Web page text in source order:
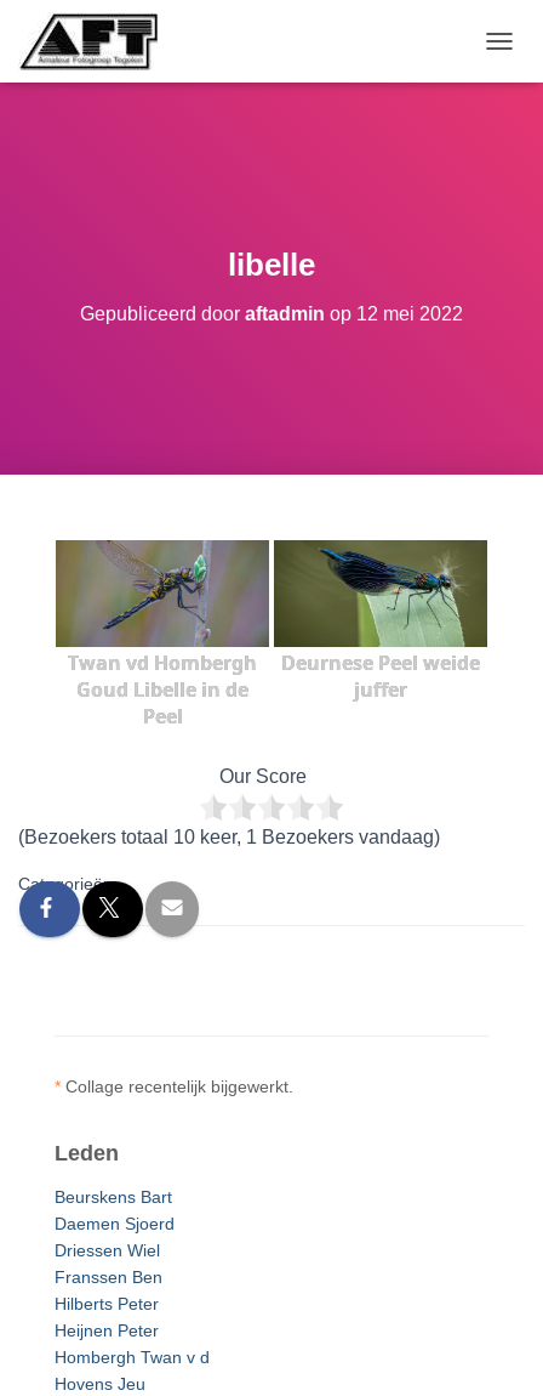
libelle
Gepubliceerd door aftadmin op 12 mei 2022
Twan vd Hombergh
Goud Libelle in de
Peel
Deurnese Peel weide
juffer
Our Score
(Bezoekers totaal 10 keer, 1 Bezoekers vandaag)
Categorieën:
* Collage recentelijk bijgewerkt.
Leden
Beurskens Bart
Daemen Sjoerd
Driessen Wiel
Franssen Ben
Hilberts Peter
Heijnen Peter
Hombergh Twan v d
Hovens Jeu